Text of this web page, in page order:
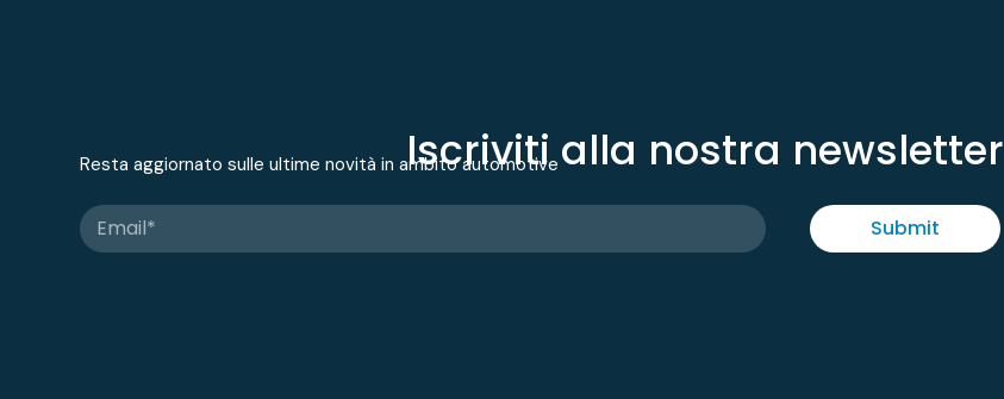
Iscriviti alla nostra newsletter
Resta aggiornato sulle ultime novità in ambito automotive
Submit